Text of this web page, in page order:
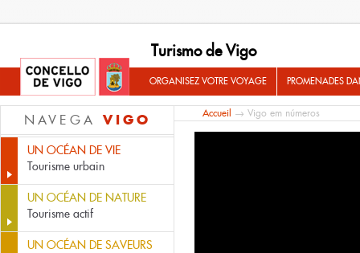
Turismo de Vigo
ORGANISEZ VOTRE VOYAGE PROMENADES
NAVEGA VIGO
UN OCÉAN DE VIE
Tourisme urbain
UN OCÉAN DE NATURE
Tourisme actif
UN OCÉAN DE SAVEURS
Accueil → Vigo em números